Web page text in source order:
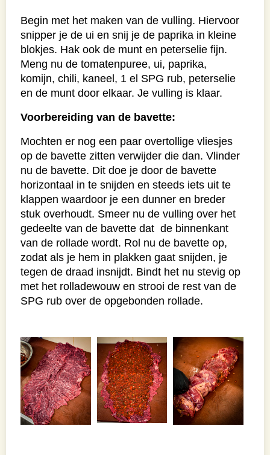
Begin met het maken van de vulling. Hiervoor
snipper je de ui en snij je de paprika in kleine
blokjes. Hak ook de munt en peterselie fijn.
Meng nu de tomatenpuree, ui, paprika,
komijn, chili, kaneel, 1 el SPG rub, peterselie
en de munt door elkaar. Je vulling is klaar.
Voorbereiding van de bavette:
Mochten er nog een paar overtollige vliesjes
op de bavette zitten verwijder die dan. Vlinder
nu de bavette. Dit doe je door de bavette
horizontaal in te snijden en steeds iets uit te
klappen waardoor je een dunner en breder
stuk overhoudt. Smeer nu de vulling over het
gedeelte van de bavette dat de binnenkant
van de rollade wordt. Rol nu de bavette op,
zodat als je hem in plakken gaat snijden, je
tegen de draad insnijdt. Bindt het nu stevig op
met het rolladewouw en strooi de rest van de
SPG rub over de opgebonden rollade.